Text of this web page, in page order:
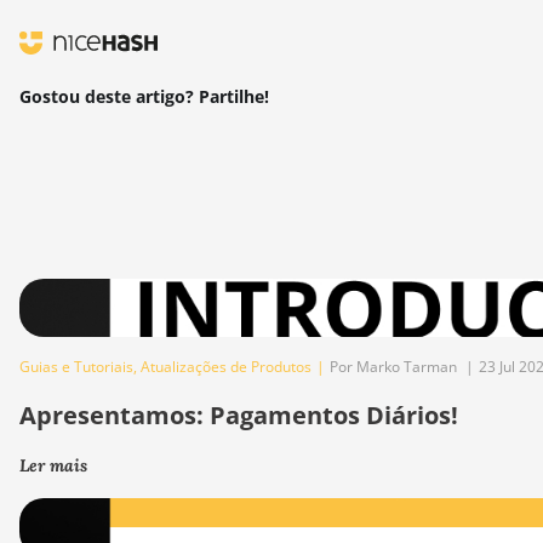
Gostou deste artigo? Partilhe!
Guias e Tutoriais, Atualizações de Produtos | Por Marko Tarman | 23 Jul
Apresentamos: Pagamentos Diários!
Ler mais